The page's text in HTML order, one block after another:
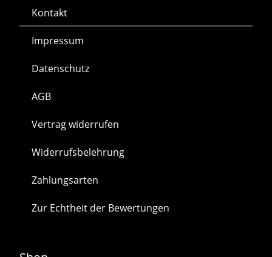
Kontakt
Impressum
Datenschutz
AGB
Vertrag widerrufen
Widerrufsbelehrung
Zahlungsarten
Zur Echtheit der Bewertungen